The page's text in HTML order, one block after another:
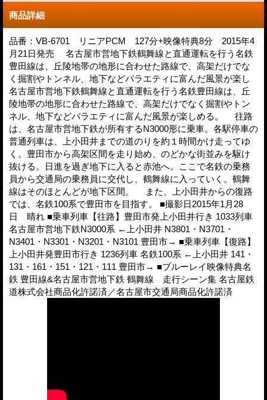
商品詳細
品番：VB-6701 リニアPCM 127分+映像特典8分 2015年4
月21日発売 名古屋市営地下鉄鶴舞線と直通運転を行う名鉄
豊田線は、丘陵地帯の地形に合わせた路線で、高架だけでな
く掘割やトンネル、地下などバラエティに富んだ風景が楽し
名古屋市営地下鉄鶴舞線と直通運転を行う名鉄豊田線は、丘
陵地帯の地形に合わせた路線で、高架だけでなく掘割やトン
ネル、地下などバラエティに富んだ風景が楽しめる。 往路
は、名古屋市営地下鉄が所有するN3000形に乗車。各駅停車の
普通列車は、上小田井までの道のりを約１時間かけ走ってゆ
く。豊田市から高架区間を走り始め、のどかな街並みを駆け
抜ける。日進を過ぎ地下に入ると赤池へ。ここで名鉄の乗務
員から交通局の乗務員に交代し、鶴舞線に入っていく。鶴舞
線はそのほとんどが地下区間。 また、上小田井からの復路
では、名鉄100系で豊田市を目指す。 ■撮影日2015年1月28
日 晴れ ■乗車列車【往路】豊田市発上小田井行き 1033列車
名古屋市営地下鉄N3000系 ←上小田井 N3801・N3701・
N3401・N3301・N3201・N3101 豊田市→ ■乗車列車【復路】
上小田井発豊田市行き 1236列車 名鉄100系 ←上小田井 141・
131・161・151・121・111 豊田市→ ■ブルーレイ映像特典名
鉄 豊田線&名古屋市営地下鉄 鶴舞線 走行シーン集 名古屋鉄
道株式会社商品化許諾済／名古屋市交通局商品化許諾済